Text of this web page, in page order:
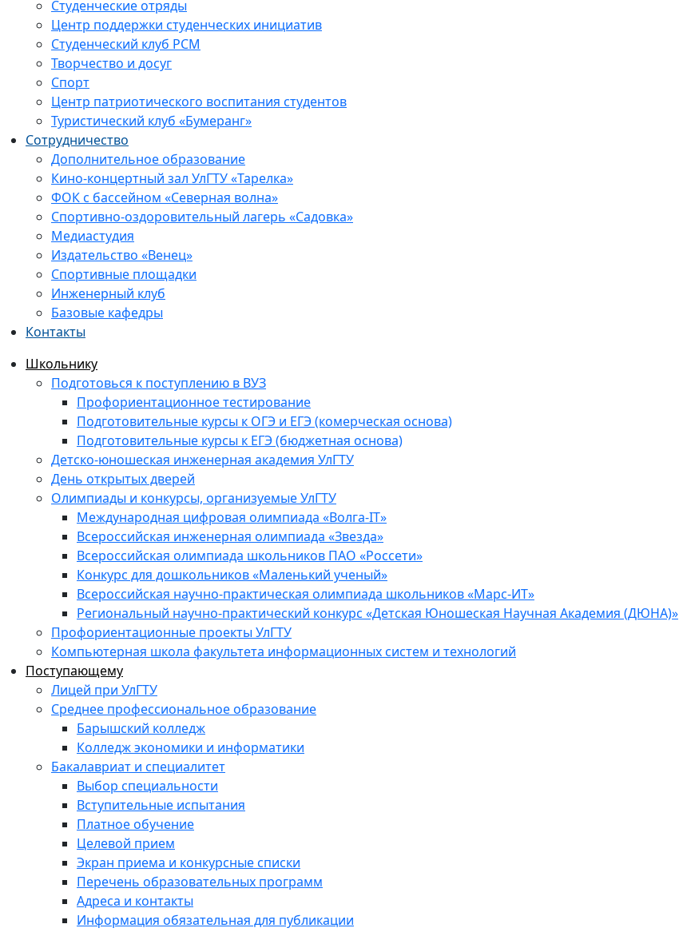
Студенческие отряды
Центр поддержки студенческих инициатив
Студенческий клуб РСМ
Творчество и досуг
Спорт
Центр патриотического воспитания студентов
Туристический клуб «Бумеранг»
Сотрудничество
Дополнительное образование
Кино-концертный зал УлГТУ «Тарелка»
ФОК с бассейном «Северная волна»
Спортивно-оздоровительный лагерь «Садовка»
Медиастудия
Издательство «Венец»
Спортивные площадки
Инженерный клуб
Базовые кафедры
Контакты
Школьнику
Подготовься к поступлению в ВУЗ
Профориентационное тестирование
Подготовительные курсы к ОГЭ и ЕГЭ (комерческая основа)
Подготовительные курсы к ЕГЭ (бюджетная основа)
Детско-юношеская инженерная академия УлГТУ
День открытых дверей
Олимпиады и конкурсы, организуемые УлГТУ
Международная цифровая олимпиада «Волга-IT»
Всероссийская инженерная олимпиада «Звезда»
Всероссийская олимпиада школьников ПАО «Россети»
Конкурс для дошкольников «Маленький ученый»
Всероссийская научно-практическая олимпиада школьников «Марс-ИТ»
Региональный научно-практический конкурс «Детская Юношеская Научная Академия (ДЮНА)»
Профориентационные проекты УлГТУ
Компьютерная школа факультета информационных систем и технологий
Поступающему
Лицей при УлГТУ
Среднее профессиональное образование
Барышский колледж
Колледж экономики и информатики
Бакалавриат и специалитет
Выбор специальности
Вступительные испытания
Платное обучение
Целевой прием
Экран приема и конкурсные списки
Перечень образовательных программ
Адреса и контакты
Информация обязательная для публикации